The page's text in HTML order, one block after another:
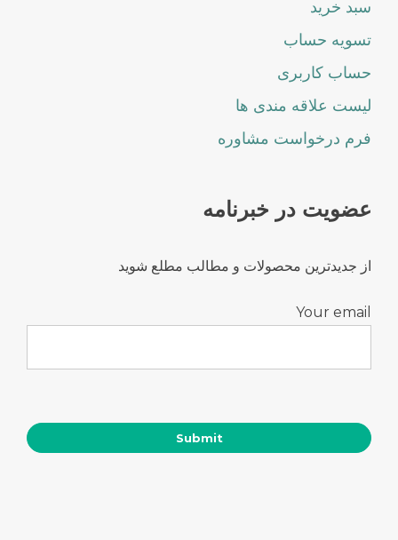
سبد خرید
تسویه حساب
حساب کاربری
لیست علاقه مندی ها
فرم درخواست مشاوره
عضویت در خبرنامه
از جدیدترین محصولات و مطالب مطلع شوید
Your email